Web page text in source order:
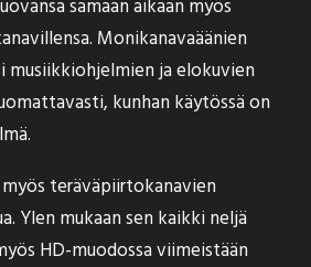
samaan aikaan myös
Monikanavaäänien
musiikkiohjelmien ja elokuvien
kunhan käytössä on
teräväpiirtokanavien
Ylen mukaan sen kaikki neljä
HD-muodossa viimeistään